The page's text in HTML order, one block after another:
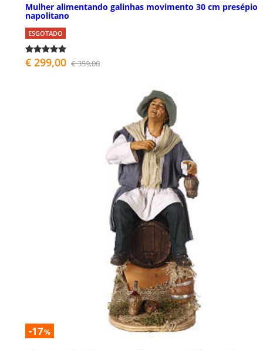
Mulher alimentando galinhas movimento 30 cm presépio
napolitano
ESGOTADO
€ 299,00 € 359,00
-17%